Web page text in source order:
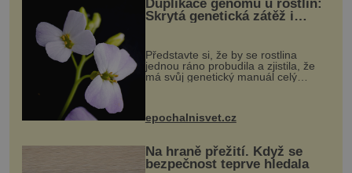
Duplikace genomu u rostlin:
Skrytá genetická zátěž i
Představte si, že by se rostlina
jednou ráno probudila a zjistila, že
má svůj genetický manuál celý
vstupenka...
epochalnisvet.cz
Na hraně přežití. Když se
bezpečnost teprve hledala